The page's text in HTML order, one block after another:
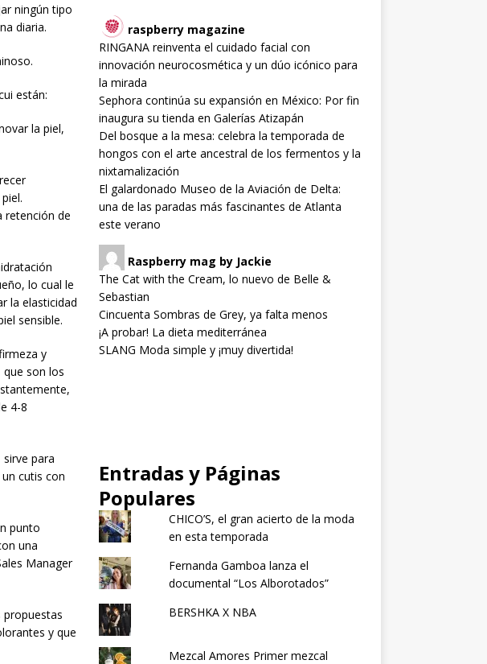
ningún tipo
diaria.
están:
la piel,
retención de
lo cual le
la elasticidad
sensible.
y
son los
4-8
para
cutis con
punto
una
Manager
y que
raspberry magazine
RINGANA reinventa el cuidado facial con
innovación neurocosmética y un dúo icónico para
la mirada
Sephora continúa su expansión en México: Por fin
inaugura su tienda en Galerías Atizapán
Del bosque a la mesa: celebra la temporada de
hongos con el arte ancestral de los fermentos y la
nixtamalización
El galardonado Museo de la Aviación de Delta:
una de las paradas más fascinantes de Atlanta
este verano
Raspberry mag by Jackie
The Cat with the Cream, lo nuevo de Belle &
Sebastian
Cincuenta Sombras de Grey, ya falta menos
¡A probar! La dieta mediterránea
SLANG Moda simple y ¡muy divertida!
Entradas y Páginas
Populares
CHICO’S, el gran acierto de la moda
en esta temporada
Fernanda Gamboa lanza el
documental “Los Alborotados”
BERSHKA X NBA
Mezcal Amores Primer mezcal